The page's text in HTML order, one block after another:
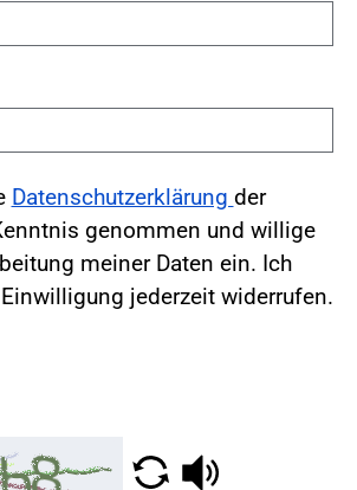
Datenschutzerklärung der
genommen und willige
meiner Daten ein. Ich
jederzeit widerrufen.